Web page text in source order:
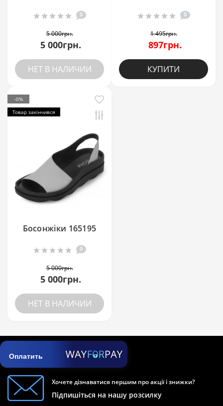
0
5 000грн.
5 000грн.
НЕТ В НАЛИЧИИ
0
1 495грн.
897грн.
КУПИТИ
-0%
Товар закінчився
Босонжіки 165195
0
5 000грн.
5 000грн.
НЕТ В НАЛИЧИИ
Оплатить
Хочете дізнаватися першим про акції і знижки?
Підпишіться на нашу розсилку